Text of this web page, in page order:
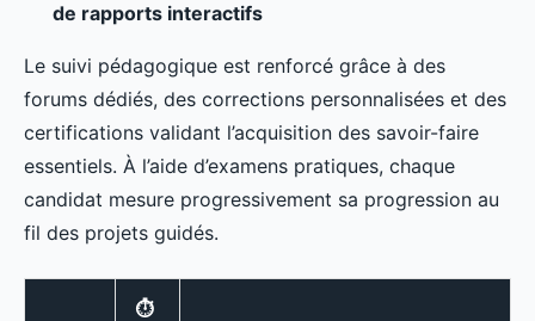
de rapports interactifs
Le suivi pédagogique est renforcé grâce à des
forums dédiés, des corrections personnalisées et des
certifications validant l’acquisition des savoir-faire
essentiels. À l’aide d’examens pratiques, chaque
candidat mesure progressivement sa progression au
fil des projets guidés.
⏱️